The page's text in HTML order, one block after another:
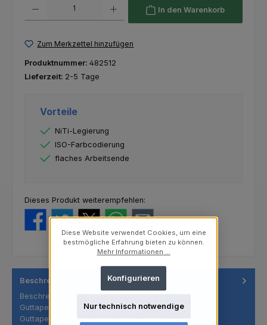
In den Warenkorb
Zum Merkzettel hinzufügen
Produktnummer: 482512
Lieferzeit: 2-5 Tage
Vorteile
NiTi-Legierung
ISO-Farbcodierung
flaches Arbeitsende
Dieses Produkt weiterempfehlen:
Beschreibung
Beschreibungzum Verschließen oder Verdichten von
Guttapercha nach dem Entfernen überschüssiger
Guttaperchaflaches Arbeitsend…
Diese Website verwendet Cookies, um eine
bestmögliche Erfahrung bieten zu können.
Mehr Informationen ...
Nur technisch notwendige
Konfigurieren